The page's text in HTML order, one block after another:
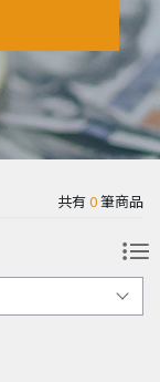
共有0筆商品